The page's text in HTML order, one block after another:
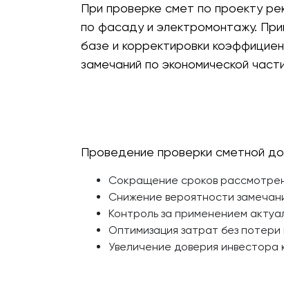
При проверке смет по проекту
по фасаду и электромонтажу.
базе и корректировки
замечаний по экономической
Проведение проверки сметной
Сокращение сроков
Снижение вероятности
Контроль за применением
Оптимизация затрат без
Увеличение доверия